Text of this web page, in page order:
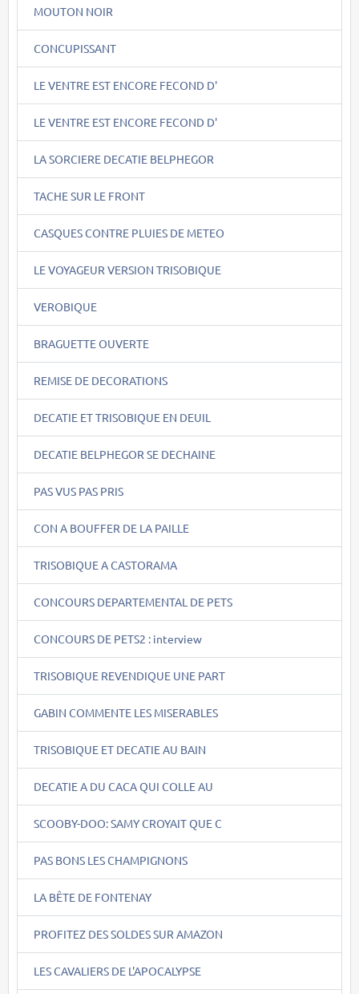
MOUTON NOIR
CONCUPISSANT
LE VENTRE EST ENCORE FECOND D'
LE VENTRE EST ENCORE FECOND D'
LA SORCIERE DECATIE BELPHEGOR
TACHE SUR LE FRONT
CASQUES CONTRE PLUIES DE METEO
LE VOYAGEUR VERSION TRISOBIQUE
VEROBIQUE
BRAGUETTE OUVERTE
REMISE DE DECORATIONS
DECATIE ET TRISOBIQUE EN DEUIL
DECATIE BELPHEGOR SE DECHAINE
PAS VUS PAS PRIS
CON A BOUFFER DE LA PAILLE
TRISOBIQUE A CASTORAMA
CONCOURS DEPARTEMENTAL DE PETS
CONCOURS DE PETS2 : interview
TRISOBIQUE REVENDIQUE UNE PART
GABIN COMMENTE LES MISERABLES
TRISOBIQUE ET DECATIE AU BAIN
DECATIE A DU CACA QUI COLLE AU
SCOOBY-DOO: SAMY CROYAIT QUE C
PAS BONS LES CHAMPIGNONS
LA BÊTE DE FONTENAY
PROFITEZ DES SOLDES SUR AMAZON
LES CAVALIERS DE L'APOCALYPSE